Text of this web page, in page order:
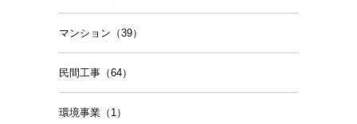
マンション（39）
民間工事（64）
環境事業（1）